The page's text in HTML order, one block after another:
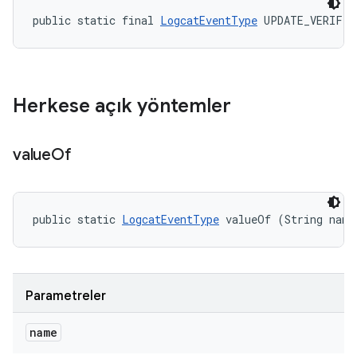
public static final LogcatEventType
Herkese açık yöntemler
valueOf
public static LogcatEventType valueOf (String
Parametreler
name